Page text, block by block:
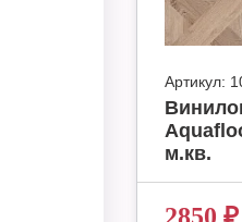
Артикул:
м.кв.